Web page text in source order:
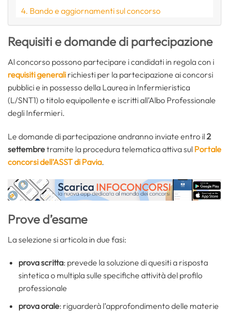
Bando e aggiornamenti sul concorso
Requisiti e domande di partecipazione
Al concorso possono partecipare i candidati in regola con i
requisiti generali richiesti per la partecipazione ai concorsi
pubblici e in possesso della Laurea in Infermieristica
(L/SNT1) o titolo equipollente e iscritti all’Albo Professionale
degli Infermieri.
Le domande di partecipazione andranno inviate entro il2
settembretramite la procedura telematica attiva sul Portale
concorsi dell’ASST di Pavia.
Prove d’esame
La selezione si articola in due fasi:
prova scritta: prevede la soluzione di quesiti a risposta
sintetica o multipla sulle specifiche attività del profilo
professionale
prova orale: riguarderà l’approfondimento delle materie